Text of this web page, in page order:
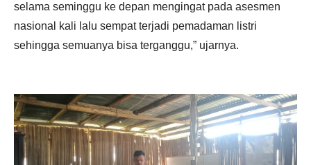
selama seminggu ke depan mengingat pada asesmen
nasional kali lalu sempat terjadi pemadaman listri
sehingga semuanya bisa terganggu,” ujarnya.